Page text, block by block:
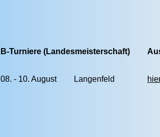
B-Turniere (Landesmeisterschaft)
08. - 10. August Langenfeld